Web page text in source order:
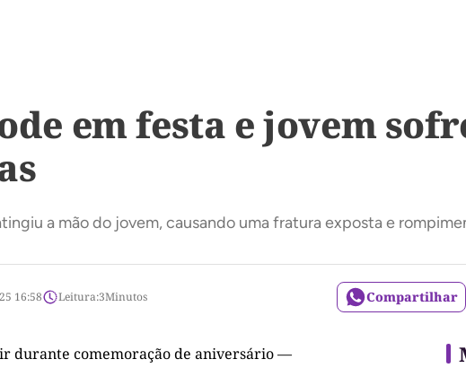
em festa e jovem
a mão do jovem, causando uma fratura exposta e
16:58 Leitura:3Minutos Compartilhar